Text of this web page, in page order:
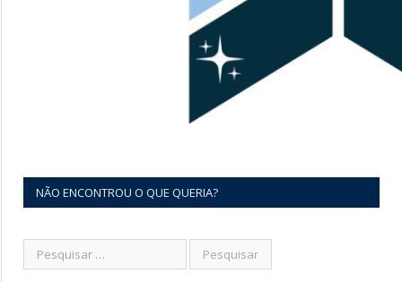
NÃO ENCONTROU O QUE QUERIA?